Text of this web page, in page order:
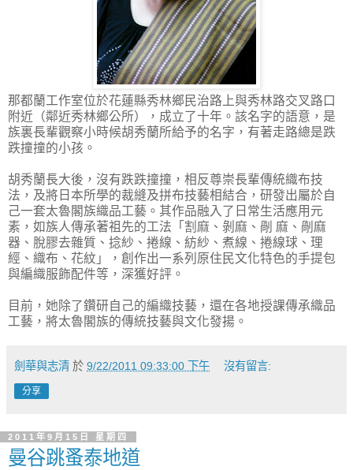
那都蘭工作室位於花蓮縣秀林鄉民治路上與秀林路交叉路口
附近（鄰近秀林鄉公所），成立了十年。該名字的語意，是
族裏長輩觀察小時候胡秀蘭所給予的名字，有著走路總是跌
跌撞撞的小孩。
胡秀蘭長大後，沒有跌跌撞撞，相反尊崇長輩傳統織布技
法，及將日本所學的裁縫及拼布技藝相結合，研發出屬於自
己一套太魯閣族織品工藝。其作品融入了日常生活應用元
素，如族人傳承著祖先的工法「割麻、剝麻、剮 麻、剮麻
器、脫膠去雜質、捻紗、捲線、紡紗、煮線、捲線球、理
經、織布、花紋」，創作出一系列原住民文化特色的手提包
與編織服飾配件等，深獲好評。
目前，她除了鑽研自己的編織技藝，還在各地授課傳承織品
工藝，將太魯閣族的傳統技藝與文化發揚。
劍華與志清 於 9/22/2011 09:33:00 下午 沒有留言:
分享
2011年9月15日 星期四
曼谷跳蚤泰地道